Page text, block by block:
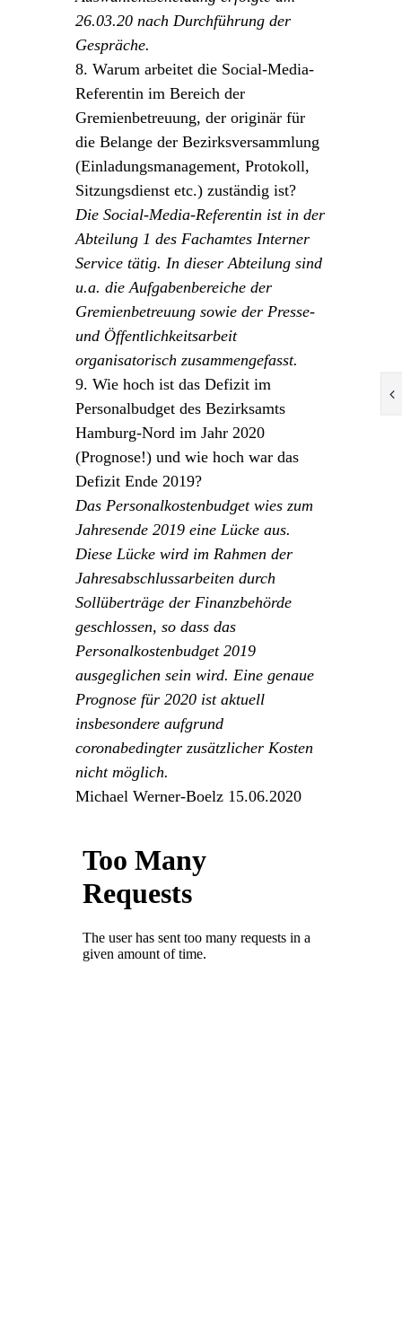
26.03.20 nach Durchführung der
Gespräche.
8. Warum arbeitet die Social-Media-
Referentin im Bereich der
Gremienbetreuung, der originär für
die Belange der Bezirksversammlung
(Einladungsmanagement, Protokoll,
Sitzungsdienst etc.) zuständig ist?
Die Social-Media-Referentin ist in der
Abteilung 1 des Fachamtes Interner
Service tätig. In dieser Abteilung sind
u.a. die Aufgabenbereiche der
Gremienbetreuung sowie der Presse-
und Öffentlichkeitsarbeit
organisatorisch zusammengefasst.
9. Wie hoch ist das Defizit im
Personalbudget des Bezirksamts
Hamburg-Nord im Jahr 2020
(Prognose!) und wie hoch war das
Defizit Ende 2019?
Das Personalkostenbudget wies zum
Jahresende 2019 eine Lücke aus.
Diese Lücke wird im Rahmen der
Jahresabschlussarbeiten durch
Sollüberträge der Finanzbehörde
geschlossen, so dass das
Personalkostenbudget 2019
ausgeglichen sein wird. Eine genaue
Prognose für 2020 ist aktuell
insbesondere aufgrund
coronabedingter zusätzlicher Kosten
nicht möglich.
Michael Werner-Boelz 15.06.2020